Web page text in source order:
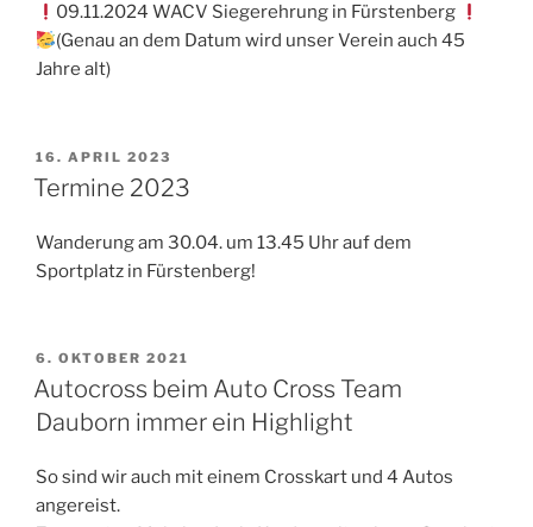
09.11.2024 WACV Siegerehrung in Fürstenberg
(Genau an dem Datum wird unser Verein auch 45
Jahre alt)
VERÖFFENTLICHT
AM
16. APRIL 2023
Termine 2023
Wanderung am 30.04. um 13.45 Uhr auf dem
Sportplatz in Fürstenberg!
VERÖFFENTLICHT
AM
6. OKTOBER 2021
Autocross beim Auto Cross Team
Dauborn immer ein Highlight
So sind wir auch mit einem Crosskart und 4 Autos
angereist.